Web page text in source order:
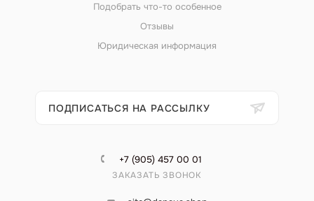
Подобрать что-то особенное
Отзывы
Юридическая информация
ПОДПИСАТЬСЯ НА РАССЫЛКУ
+7 (905) 457 00 01
ЗАКАЗАТЬ ЗВОНОК